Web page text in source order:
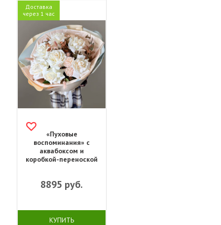
Доставка
через 1 час
«Пуховые
воспоминания» с
аквабоксом и
коробкой-переноской
8895 руб.
КУПИТЬ